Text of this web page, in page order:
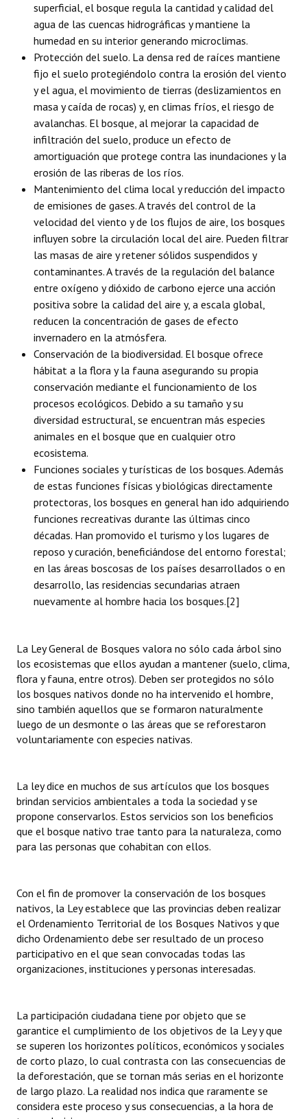
Entrega de distinciones
REFORMA DE LA CARTA ORGÁNICA
superficial, el bosque regula la cantidad y calidad del
agua de las cuencas hidrográficas y mantiene la
humedad en su interior generando microclimas.
Protección del suelo. La densa red de raíces mantiene
fijo el suelo protegiéndolo contra la erosión del viento
y el agua, el movimiento de tierras (deslizamientos en
masa y caída de rocas) y, en climas fríos, el riesgo de
avalanchas. El bosque, al mejorar la capacidad de
infiltración del suelo, produce un efecto de
amortiguación que protege contra las inundaciones y la
erosión de las riberas de los ríos.
Mantenimiento del clima local y reducción del impacto
de emisiones de gases. A través del control de la
velocidad del viento y de los flujos de aire, los bosques
influyen sobre la circulación local del aire. Pueden filtrar
las masas de aire y retener sólidos suspendidos y
contaminantes. A través de la regulación del balance
entre oxígeno y dióxido de carbono ejerce una acción
positiva sobre la calidad del aire y, a escala global,
reducen la concentración de gases de efecto
invernadero en la atmósfera.
Conservación de la biodiversidad. El bosque ofrece
hábitat a la flora y la fauna asegurando su propia
conservación mediante el funcionamiento de los
procesos ecológicos. Debido a su tamaño y su
diversidad estructural, se encuentran más especies
animales en el bosque que en cualquier otro
ecosistema.
Funciones sociales y turísticas de los bosques. Además
de estas funciones físicas y biológicas directamente
protectoras, los bosques en general han ido adquiriendo
funciones recreativas durante las últimas cinco
décadas. Han promovido el turismo y los lugares de
reposo y curación, beneficiándose del entorno forestal;
en las áreas boscosas de los países desarrollados o en
desarrollo, las residencias secundarias atraen
nuevamente al hombre hacia los bosques.[2]
La Ley General de Bosques valora no sólo cada árbol sino
los ecosistemas que ellos ayudan a mantener (suelo, clima,
flora y fauna, entre otros). Deben ser protegidos no sólo
los bosques nativos donde no ha intervenido el hombre,
sino también aquellos que se formaron naturalmente
luego de un desmonte o las áreas que se reforestaron
voluntariamente con especies nativas.
La ley dice en muchos de sus artículos que los bosques
brindan servicios ambientales a toda la sociedad y se
propone conservarlos. Estos servicios son los beneficios
que el bosque nativo trae tanto para la naturaleza, como
para las personas que cohabitan con ellos.
Con el fin de promover la conservación de los bosques
nativos, la Ley establece que las provincias deben realizar
el Ordenamiento Territorial de los Bosques Nativos y que
dicho Ordenamiento debe ser resultado de un proceso
participativo en el que sean convocadas todas las
organizaciones, instituciones y personas interesadas.
La participación ciudadana tiene por objeto que se
garantice el cumplimiento de los objetivos de la Ley y que
se superen los horizontes políticos, económicos y sociales
de corto plazo, lo cual contrasta con las consecuencias de
la deforestación, que se tornan más serias en el horizonte
de largo plazo. La realidad nos indica que raramente se
considera este proceso y sus consecuencias, a la hora de